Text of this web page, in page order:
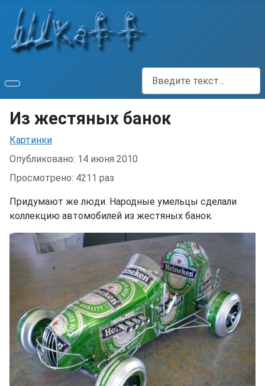
Поиск
Из жестяных банок
Информация о материале
Картинки
Опубликовано: 14 июня 2010
Просмотрено: 4211 раз
Придумают же люди. Народные умельцы сделали
коллекцию автомобилей из жестяных банок.